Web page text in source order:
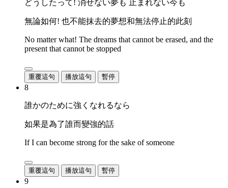
どうしたって! 消せない夢も 止まれない今も
無論如何! 也不能抹去的夢想和無法停止的此刻
No matter what! The dreams that cannot be erased, and the
present that cannot be stopped
重覆這句 播放這句 暫停
8
誰かのために強くなれるなら
如果是為了誰而變強的話
If I can become strong for the sake of someone
重覆這句 播放這句 暫停
9